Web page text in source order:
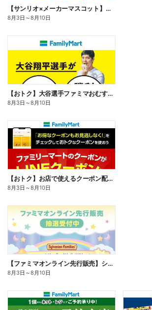
【サンリオ×メーカーマスコット】オリジナルグッズ貰える!
8月3日 ～8月10日
【おトク】大谷選手ファミマおむすび割
8月3日 ～8月10日
【おトク】お店で使えるクーポン配信中
8月3日 ～8月10日
【ファミマオンライン先行販売】シルバニアファミリー
8月3日 ～8月10日